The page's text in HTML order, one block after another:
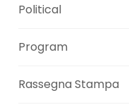
Political
Program
Rassegna Stampa